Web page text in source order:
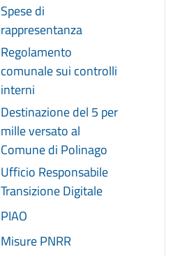
Spese di
rappresentanza
Regolamento
comunale sui controlli
interni
Destinazione del 5 per
mille versato al
Comune di Polinago
Ufficio Responsabile
Transizione Digitale
PIAO
Misure PNRR